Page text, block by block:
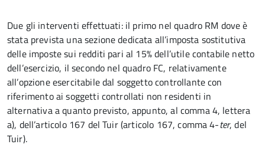
Due gli interventi effettuati: il primo nel quadro RM dove è
stata prevista una sezione dedicata all’imposta sostitutiva
delle imposte sui redditi pari al 15% dell’utile contabile netto
dell’esercizio, il secondo nel quadro FC, relativamente
all’opzione esercitabile dal soggetto controllante con
riferimento ai soggetti controllati non residenti in
alternativa a quanto previsto, appunto, al comma 4, lettera
a), dell’articolo 167 del Tuir (articolo 167, comma 4-ter, del
Tuir).